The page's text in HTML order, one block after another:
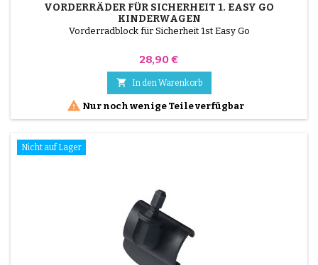
VORDERRÄDER FÜR SICHERHEIT 1. EASY GO
KINDERWAGEN
Vorderradblock für Sicherheit 1st Easy Go
Preis
28,90 €
 In den Warenkorb
 Nur noch wenige Teile verfügbar
Nicht auf Lager